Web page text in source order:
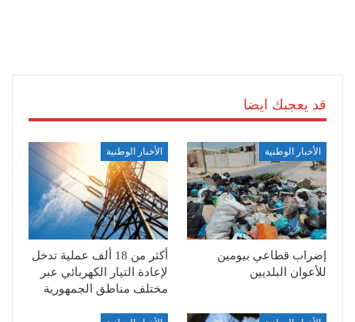
قد يعجبك ايضا
الأخبار الوطنية
إضراب قطاعي بيومين
للأعوان البلديين
الأخبار الوطنية
أكثر من 18 ألف عملية تدخل
لإعادة التيار الكهربائي عبر
مختلف مناطق الجمهورية